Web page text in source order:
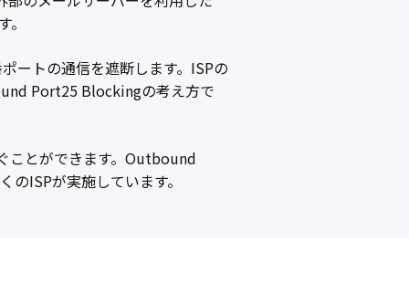
ートの通信を遮断します。ISPの
Port25 Blockingの考え方で
ことができます。Outbound
ISPが実施しています。